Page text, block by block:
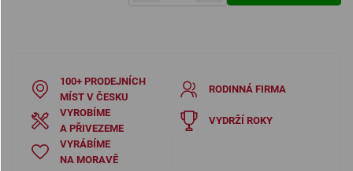
100+ PRODEJNÍCH
MÍST V ČESKU
RODINNÁ FIRMA
VYROBÍME
A PŘIVEZEME
VYDRŽÍ ROKY
VYRÁBÍME
NA MORAVĚ